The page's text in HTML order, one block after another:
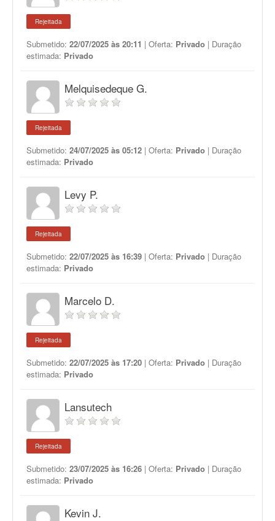
Rejeitada
Submetido: 22/07/2025 às 20:11 | Oferta: Privado | Duração
estimada: Privado
Melquisedeque G.
Rejeitada
Submetido: 24/07/2025 às 05:12 | Oferta: Privado | Duração
estimada: Privado
Levy P.
Rejeitada
Submetido: 22/07/2025 às 16:39 | Oferta: Privado | Duração
estimada: Privado
Marcelo D.
Rejeitada
Submetido: 22/07/2025 às 17:20 | Oferta: Privado | Duração
estimada: Privado
Lansutech
Rejeitada
Submetido: 23/07/2025 às 16:26 | Oferta: Privado | Duração
estimada: Privado
Kevin J.